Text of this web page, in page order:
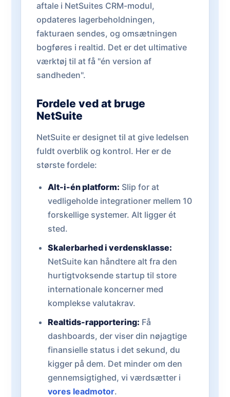
aftale i NetSuites CRM-modul,
opdateres lagerbeholdningen,
fakturaen sendes, og omsætningen
bogføres i realtid. Det er det ultimative
værktøj til at få "én version af
sandheden".
Fordele ved at bruge
NetSuite
NetSuite er designet til at give ledelsen
fuldt overblik og kontrol. Her er de
største fordele:
Alt-i-én platform: Slip for at
vedligeholde integrationer mellem 10
forskellige systemer. Alt ligger ét
sted.
Skalerbarhed i verdensklasse:
NetSuite kan håndtere alt fra den
hurtigtvoksende startup til store
internationale koncerner med
komplekse valutakrav.
Realtids-rapportering: Få
dashboards, der viser din nøjagtige
finansielle status i det sekund, du
kigger på dem. Det minder om den
gennemsigtighed, vi værdsætter i
vores leadmotor.